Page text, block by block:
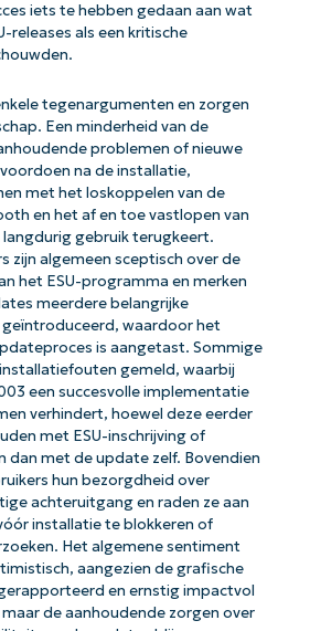
iets te hebben gedaan aan wat
releases als een kritische
tegenargumenten en zorgen
Een minderheid van de
problemen of nieuwe
na de installatie,
met het loskoppelen van de
en het af en toe vastlopen van
gebruik terugkeert.
zijn algemeen sceptisch over de
het ESU-programma en merken
meerdere belangrijke
waardoor het
is aangetast. Sommige
gemeld, waarbij
een succesvolle implementatie
verhindert, hoewel deze eerder
met ESU-inschrijving of
dan met de update zelf. Bovendien
hun bezorgdheid over
achteruitgang en raden ze aan
installatie te blokkeren of
Het algemene sentiment
aangezien de grafische
en ernstig impactvol
de aanhoudende zorgen over